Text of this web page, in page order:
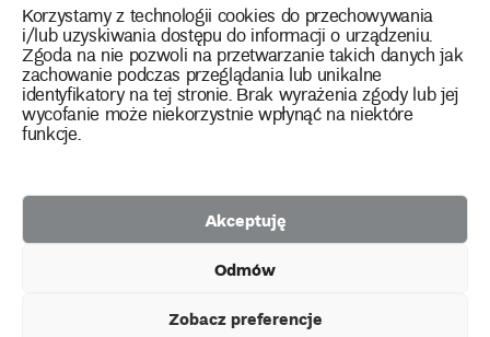
Korzystamy z technologii cookies do przechowywania
i/lub uzyskiwania dostępu do informacji o urządzeniu.
Zgoda na nie pozwoli na przetwarzanie takich danych jak
zachowanie podczas przeglądania lub unikalne
identyfikatory na tej stronie. Brak wyrażenia zgody lub jej
wycofanie może niekorzystnie wpłynąć na niektóre
funkcje.
Akceptuję
Odmów
Zobacz preferencje
Kontakt
instagram
twitterfacebookyoutube
tiktok
2026 Copyright by Muzeum Narodowe we Wrocławiu
Polityka prywatności
Etnograficznego
Facebook
Racławickiej
facebook
Przyjaciół